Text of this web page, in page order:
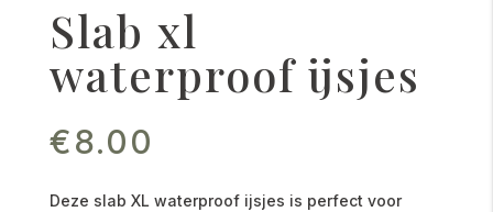
Slab xl
waterproof ijsjes
€8.00
Deze slab XL waterproof ijsjes is perfect voor